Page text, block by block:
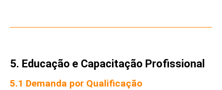
5. Educação e Capacitação Profissional
5.1 Demanda por Qualificação